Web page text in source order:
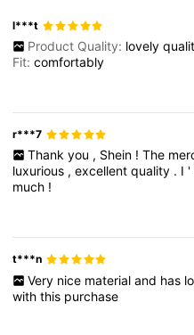
l***t
Product Quality: lovely
Fit:comfortably
r***7
Thank you , Shein ! The
luxurious ,excellentquality . I '
much !
t***n
Very nice material and has
withthis purchase